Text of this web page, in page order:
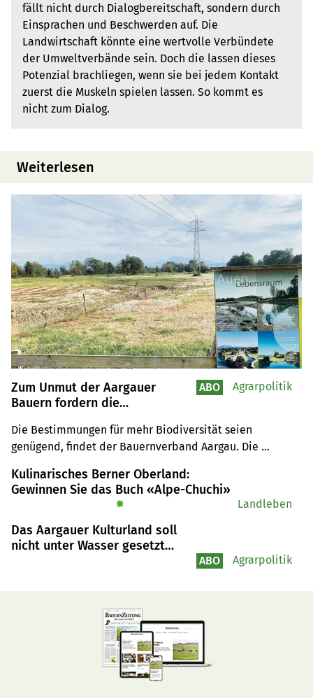
fällt nicht durch Dialogbereitschaft, sondern durch
Einsprachen und Beschwerden auf. Die
Landwirtschaft könnte eine wertvolle Verbündete
der Umweltverbände sein. Doch die lassen dieses
Potenzial brachliegen, wenn sie bei jedem Kontakt
zuerst die Muskeln spielen lassen. So kommt es
nicht zum Dialog.
Weiterlesen
Zum Unmut der Aargauer
Bauern fordern die
bezüglich Gewässer
Die Bestimmungen für mehr Biodiversität seien
genügend, findet der Bauernverband Aargau. Die
Wasserkanton Aargau seine Gewässer besser schützen
soll.
ABO Agrarpolitik
Kulinarisches Berner Oberland:
Gewinnen Sie das Buch «Alpe-Chuchi»
✹ Landleben
Das Aargauer Kulturland soll
nicht unter Wasser gesetzt
ABO Agrarpolitik